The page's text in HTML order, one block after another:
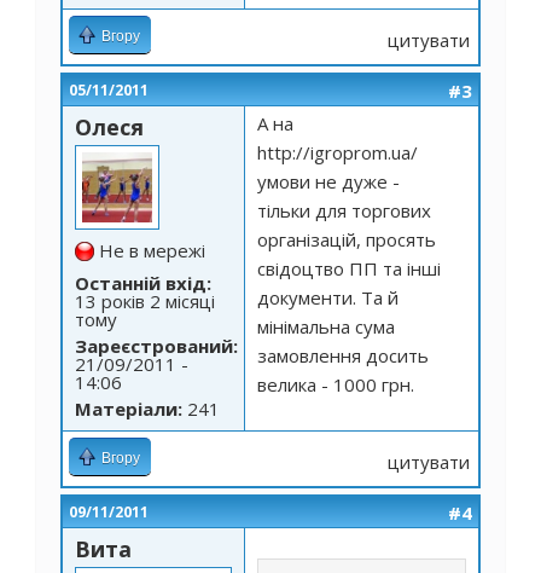
Вгору цитувати
05/11/2011 #3
Олеся
Не в мережі
Останній вхід:
13 років 2 місяці
тому
Зареєстрований:
21/09/2011 -
14:06
Матеріали: 241
А на
http://igroprom.ua/
умови не дуже -
тільки для торгових
організацій, просять
свідоцтво ПП та інші
документи. Та й
мінімальна сума
замовлення досить
велика - 1000 грн.
Вгору цитувати
09/11/2011 #4
Вита